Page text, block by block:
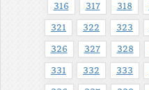
316 317 318
321 322 323
326 327 328
331 332 333